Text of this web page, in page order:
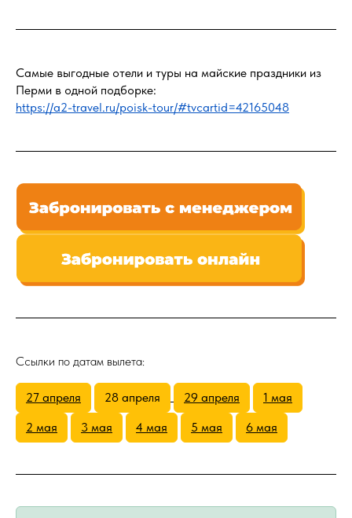
Самые выгодные отели и туры на майские праздники из
Перми в одной подборке:
https://a2-travel.ru/poisk-tour/#tvcartid=42165048
Ссылки по датам вылета:
27 апреля 28 апреля 29 апреля
1 мая
2 мая
3 мая 4 мая 5 мая 6 мая